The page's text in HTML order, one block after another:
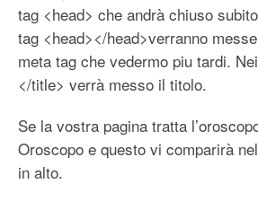
tag <head> che andrà chiuso
tag <head></head>verranno
meta tag che vedermo piu tardi.
</title> verrà messo il titolo.
Se la vostra pagina tratta
Oroscopo e questo vi comparirà
in alto.